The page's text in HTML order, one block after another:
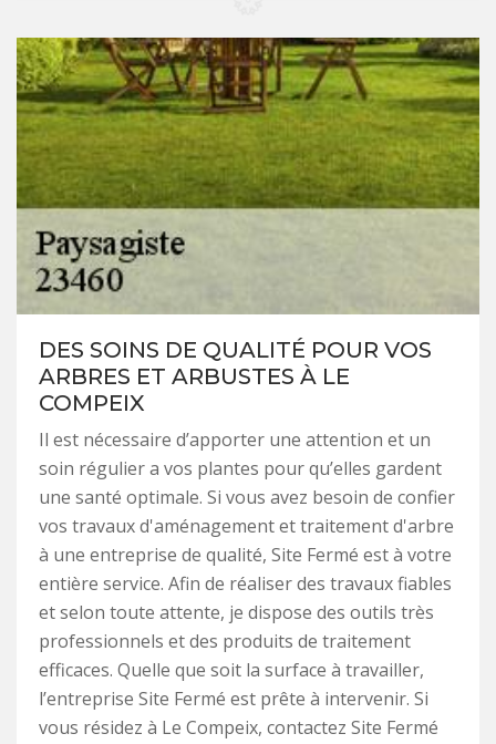
DES SOINS DE QUALITÉ POUR VOS
ARBRES ET ARBUSTES À LE
COMPEIX
Il est nécessaire d’apporter une attention et un
soin régulier a vos plantes pour qu’elles gardent
une santé optimale. Si vous avez besoin de confier
vos travaux d'aménagement et traitement d'arbre
à une entreprise de qualité, Site Fermé est à votre
entière service. Afin de réaliser des travaux fiables
et selon toute attente, je dispose des outils très
professionnels et des produits de traitement
efficaces. Quelle que soit la surface à travailler,
l’entreprise Site Fermé est prête à intervenir. Si
vous résidez à Le Compeix, contactez Site Fermé